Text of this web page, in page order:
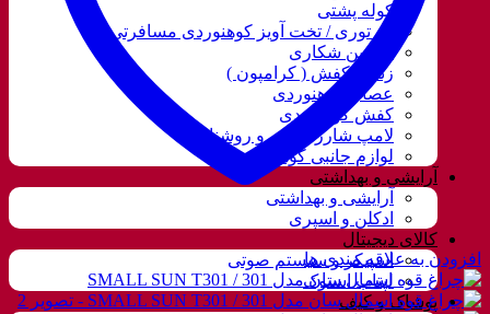
کوله پشتی
ننو توری / تخت آویز کوهنوردی مسافرتی
دوربین شکاری
زنجیر کفش ( کرامپون )
عصای کوهنوردی
کفش کوهنوردی
لامپ شارژی، نور و روشنایی
لوازم جانبی کوهنوردی
آرایشی و بهداشتی
آرایشی و بهداشتی
ادکلن و اسپری
کالای دیجیتال
اسپیکر و سیستم صوتی
لپتاب استوک
پوشاک و کیف
افزودن به علاقه مندی ها